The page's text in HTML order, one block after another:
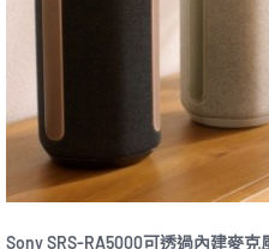
Sony SRS-RA5000可透過內建麥